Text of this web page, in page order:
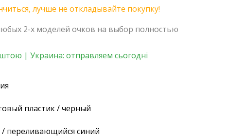
лучше не откладывайте покупку!
2-х моделей очков на выбор полностью
| Украина: отправляем сьогодні
пластик / черный
/ переливающийся синий